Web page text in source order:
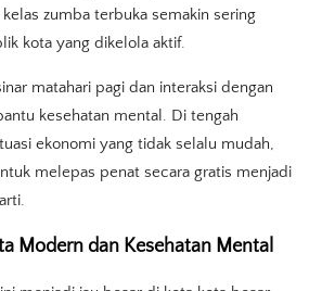
zumba terbuka semakin sering
kota yang dikelola aktif.
matahari pagi dan interaksi dengan
kesehatan mental. Di tengah
ekonomi yang tidak selalu mudah,
melepas penat secara gratis menjadi
Modern dan Kesehatan Mental